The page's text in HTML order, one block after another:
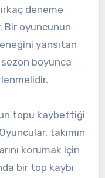
deneme
Bir oyuncunun
yansıtan
boyunca
topu kaybettiği
takımın
korumak için
bir top kaybı